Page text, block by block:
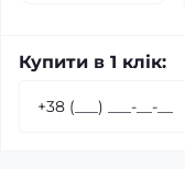
Купити в 1 клік: